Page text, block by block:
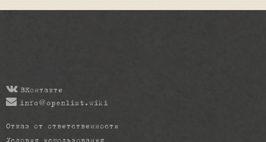
ВКонтакте
info@openlist.wiki
Отказ от ответственности